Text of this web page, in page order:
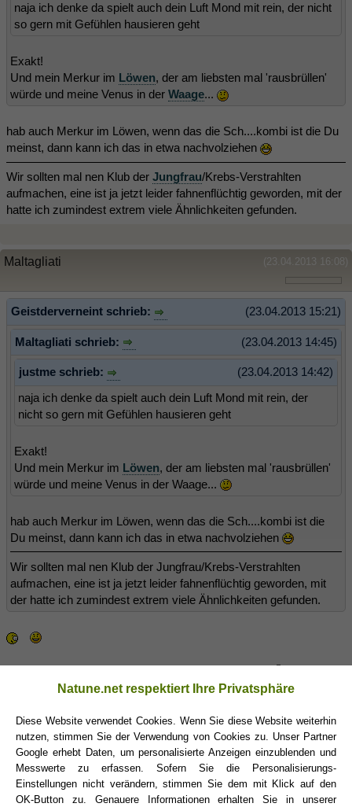
naja ich denke da spielt auch dein Luft Mond mit rein, der nicht
so gern mit Gefühlen hausieren geht
Exakt!
Und mein Merkur im Löwen, der am liebsten mal 'rausbrüllen'
würde und meine Venus in der Waage...
hab auch Merkur im Löwen, wenn das die Sch....kombi ist die Du
meinst, dann kann ich das in etwa nachvolziehen
Wir sollten mal nen Klub der Jungfrau/Krebs-Verstrahlten
aufmachen, eine ist ja jetzt leider fahnenflüchtig geworden, mit der
hatte ich zumindest extrem viele Ähnlichkeiten gefunden.
(23.04.2013 16:08)
Maltagliati
(23.04.2013 15:21)
Geistderverneint schrieb:
(23.04.2013 14:45)
Maltagliati schrieb:
(23.04.2013 14:42)
justme schrieb:
naja ich denke da spielt auch dein Luft Mond mit rein, der
nicht so gern mit Gefühlen hausieren geht
Exakt!
Und mein Merkur im Löwen, der am liebsten mal 'rausbrüllen'
würde und meine Venus in der Waage...
hab auch Merkur im Löwen, wenn das die Sch....kombi ist die
Du meinst, dann kann ich das in etwa nachvolziehen
Wir sollten mal nen Klub der Jungfrau/Krebs-Verstrahlten
aufmachen, eine ist ja jetzt leider fahnenflüchtig geworden, mit
der hatte ich zumindest extrem viele Ähnlichkeiten gefunden.
*highfive* Ja, diese...'Traum'kombination meinte ich
Willkommen im Club!
(23.04.2013 17:05)
Peppels
Wenigstens hat der Stier nicht in den Garten gepinkelt um sein
Revier zu zeichnen g**
Natune.net respektiert Ihre Privatsphäre
Diese Website verwendet Cookies. Wenn Sie diese Website weiterhin
nutzen, stimmen Sie der Verwendung von Cookies zu. Unser Partner
Google erhebt Daten, um personalisierte Anzeigen einzublenden und
Messwerte zu erfassen. Sofern Sie die Personalisierungs-
Einstellungen nicht verändern, stimmen Sie dem mit Klick auf den
OK-Button zu. Genauere Informationen erhalten Sie in unserer